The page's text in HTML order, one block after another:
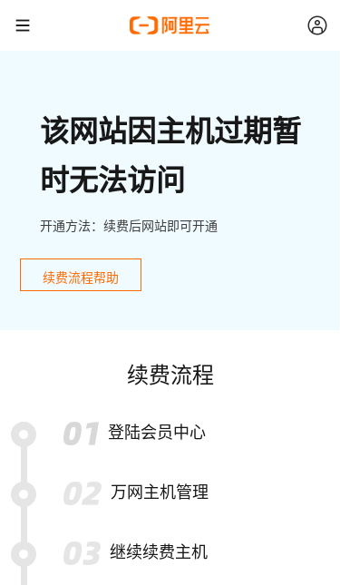
该网站因主机过期暂
时无法访问
开通方法：续费后网站即可开通
续费流程帮助
续费流程
登陆会员中心
万网主机管理
继续续费主机